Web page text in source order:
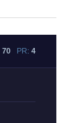
70PR: 4